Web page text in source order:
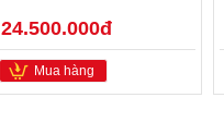
24.500.000đ
Mua hàng